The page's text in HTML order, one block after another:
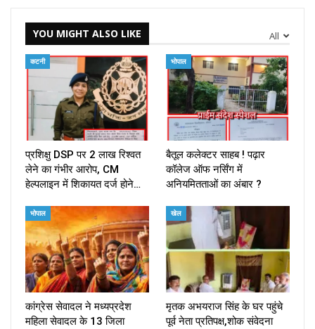
All
YOU MIGHT ALSO LIKE
कटनी
प्रशिक्षु DSP पर ₹2 लाख रिश्वत
लेने का गंभीर आरोप, CM
हेल्पलाइन में शिकायत दर्ज होने…
भोपाल
बैतूल कलेक्टर साहब ! पढ़ार
कॉलेज ऑफ नर्सिंग में
अनियमितताओं का अंबार ?
भोपाल
कांग्रेस सेवादल ने मध्यप्रदेश
महिला सेवादल के 13 जिला
खेल
मृतक अभयराज सिंह के घर पहुंचे
पूर्व नेता प्रतिपक्ष,शोक संवेदना